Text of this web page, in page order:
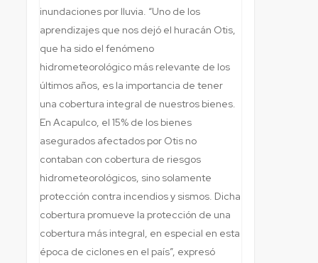
inundaciones por lluvia. “Uno de los
aprendizajes que nos dejó el huracán Otis,
que ha sido el fenómeno
hidrometeorológico más relevante de los
últimos años, es la importancia de tener
una cobertura integral de nuestros bienes.
En Acapulco, el 15% de los bienes
asegurados afectados por Otis no
contaban con cobertura de riesgos
hidrometeorológicos, sino solamente
protección contra incendios y sismos. Dicha
cobertura promueve la protección de una
cobertura más integral, en especial en esta
época de ciclones en el país”, expresó